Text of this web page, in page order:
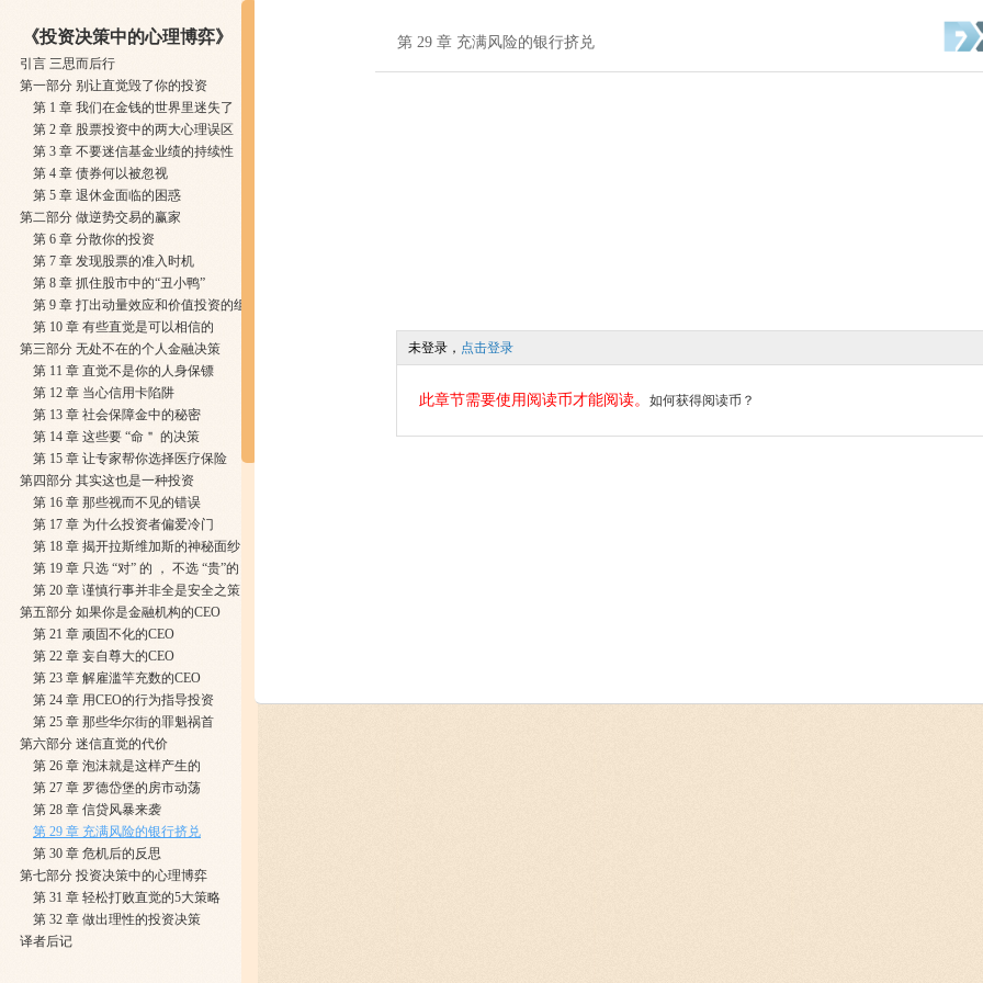
《投资决策中的心理博弈》
引言 三思而后行
第一部分 别让直觉毁了你的投资
第 1 章 我们在金钱的世界里迷失了
第 2 章 股票投资中的两大心理误区
第 3 章 不要迷信基金业绩的持续性
第 4 章 债券何以被忽视
第 5 章 退休金面临的困惑
第二部分 做逆势交易的赢家
第 6 章 分散你的投资
第 7 章 发现股票的准入时机
第 8 章 抓住股市中的“丑小鸭”
第 9 章 打出动量效应和价值投资的组合拳
第 10 章 有些直觉是可以相信的
第三部分 无处不在的个人金融决策
第 11 章 直觉不是你的人身保镖
第 12 章 当心信用卡陷阱
第 13 章 社会保障金中的秘密
第 14 章 这些要 “命＂ 的决策
第 15 章 让专家帮你选择医疗保险
第四部分 其实这也是一种投资
第 16 章 那些视而不见的错误
第 17 章 为什么投资者偏爱冷门
第 18 章 揭开拉斯维加斯的神秘面纱
第 19 章 只选 “对” 的 ， 不选 “贵”的
第 20 章 谨慎行事并非全是安全之策
第五部分 如果你是金融机构的CEO
第 21 章 顽固不化的CEO
第 22 章 妄自尊大的CEO
第 23 章 解雇滥竿充数的CEO
第 24 章 用CEO的行为指导投资
第 25 章 那些华尔街的罪魁祸首
第六部分 迷信直觉的代价
第 26 章 泡沫就是这样产生的
第 27 章 罗德岱堡的房市动荡
第 28 章 信贷风暴来袭
第 29 章 充满风险的银行挤兑
第 30 章 危机后的反思
第七部分 投资决策中的心理博弈
第 31 章 轻松打败直觉的5大策略
第 32 章 做出理性的投资决策
译者后记
第 29 章 充满风险的银行挤兑
未登录， 点击登录
此章节需要使用阅读币才能阅读。 如何获得阅读币？